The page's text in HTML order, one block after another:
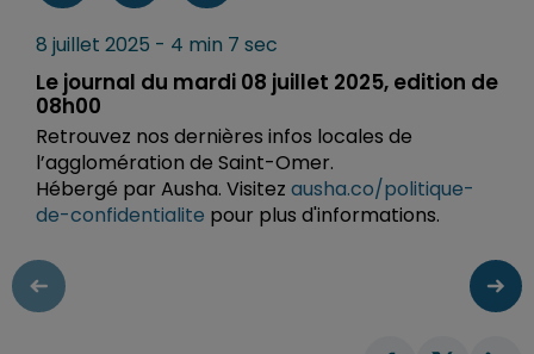
8 juillet 2025 - 4 min 7 sec
Le journal du mardi 08 juillet 2025, edition de
08h00
Retrouvez nos dernières infos locales de
l’agglomération de Saint-Omer.
Hébergé par Ausha. Visitez ausha.co/politique-
de-confidentialite pour plus d'informations.